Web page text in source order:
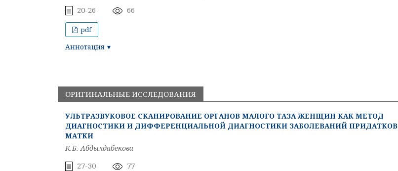
20-26 66
pdf
Аннотация
ОРИГИНАЛЬНЫЕ ИССЛЕДОВАНИЯ
УЛЬТРАЗВУКОВОЕ СКАНИРОВАНИЕ ОРГАНОВ МАЛОГО ТАЗА ЖЕНЩИН КАК МЕТОД
ДИАГНОСТИКИ И ДИФФЕРЕНЦИАЛЬНОЙ ДИАГНОСТИКИ ЗАБОЛЕВАНИЙ ПРИДАТКОВ
МАТКИ
К.Б. Абдылдабекова
27-30 77